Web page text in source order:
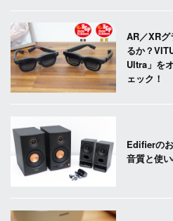
AR／XR
るか？
Ultra」を
ェック！
Edifierの
音質と使